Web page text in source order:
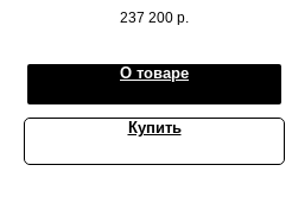
рекомендуемую площадь до 165 кв.м.
237 200 р.
О товаре
Купить